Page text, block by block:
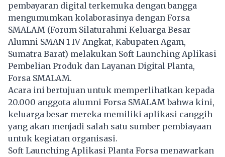
pembayaran digital terkemuka dengan bangga
mengumumkan kolaborasinya dengan Forsa
SMALAM (Forum Silaturahmi Keluarga Besar
Alumni SMAN 1 IV Angkat, Kabupaten Agam,
Sumatra Barat) melakukan Soft Launching Aplikasi
Pembelian Produk dan Layanan Digital Planta,
Forsa SMALAM.
Acara ini bertujuan untuk memperlihatkan kepada
20.000 anggota alumni Forsa SMALAM bahwa kini,
keluarga besar mereka memiliki aplikasi canggih
yang akan menjadi salah satu sumber pembiayaan
untuk kegiatan organisasi.
Soft Launching Aplikasi Planta Forsa menawarkan